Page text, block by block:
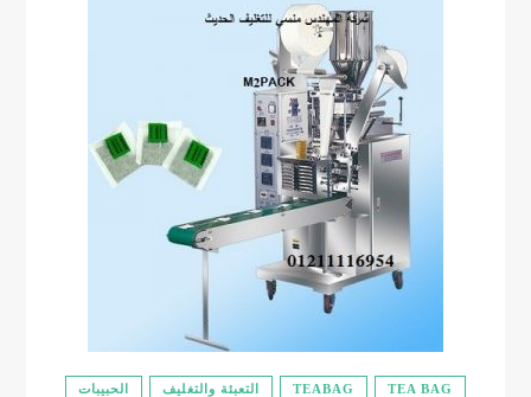
TEA BAG
TEABAG التعبئة والتغليف الحبيبات